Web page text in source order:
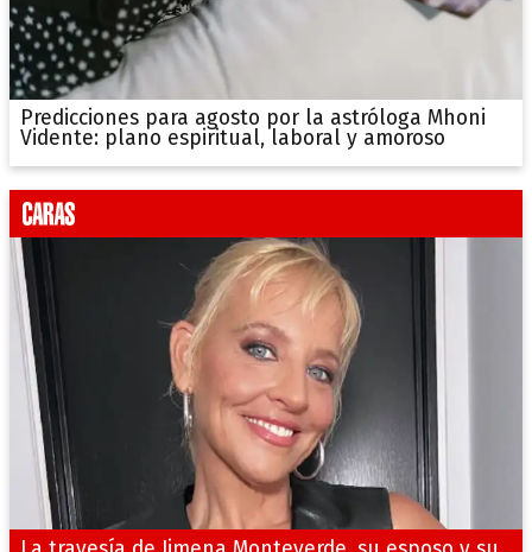
Predicciones para agosto por la astróloga Mhoni
Vidente: plano espiritual, laboral y amoroso